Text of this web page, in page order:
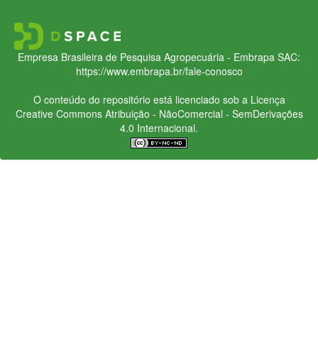
Empresa Brasileira de Pesquisa Agropecuária - Embrapa SAC:
https://www.embrapa.br/fale-conosco
O conteúdo do repositório está licenciado sob a Licença
Creative CommonsAtribuição - NãoComercial - SemDerivações
4.0 Internacional.